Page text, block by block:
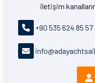
iletişim
+90 535 624 85 57